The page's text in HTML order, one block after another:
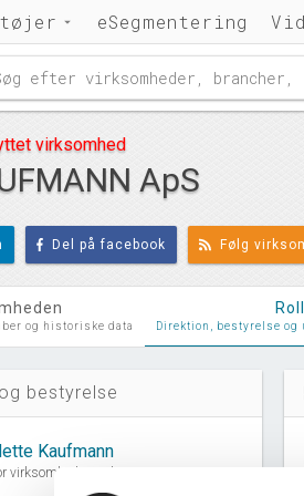
eSegmentering
virksomhed
ApS
Del på facebook Følg
og historiske data Direktion, bestyrelse
bestyrelse
Kaufmann
virksomheden siden 01. januar, 1996